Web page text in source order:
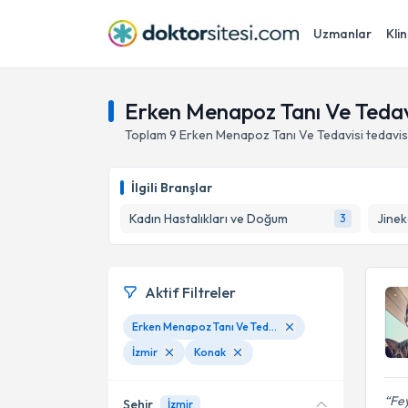
Uzmanlar
Erken Menapoz Tanı Ve
Toplam 9 Erken Menapoz Tanı Ve Tedavisi
İlgili Branşlar
Kadın Hastalıkları ve Doğum
3
Aktif Filtreler
Erken Menapoz Tanı Ve Tedavisi
İzmir
Konak
Şehir İzmir